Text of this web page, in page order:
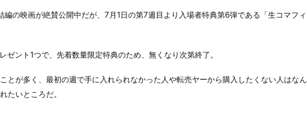
編の映画が絶賛公開中だが、7月1日の第7週目より入場者特典第6弾である「生コマフィ
ゼント1つで、先着数量限定特典のため、無くなり次第終了。
とが多く、最初の週で手に入れられなかった人や転売ヤーから購入したくない人はなん
たいところだ。